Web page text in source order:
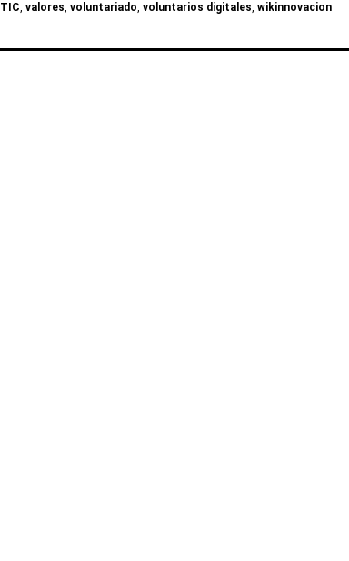
TIC,valores,voluntariado,voluntarios digitales,wikinnovacion